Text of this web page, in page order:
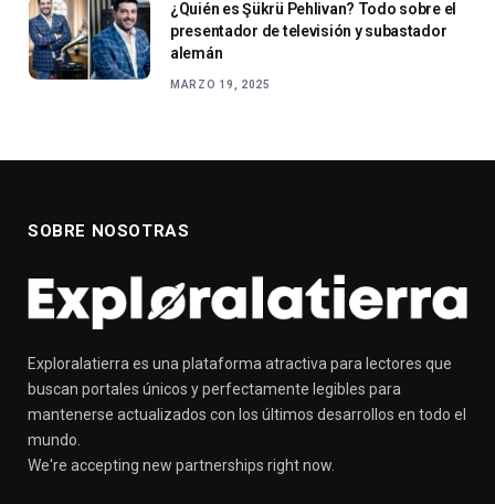
¿Quién es Şükrü Pehlivan? Todo sobre el
presentador de televisión y subastador
alemán
MARZO 19, 2025
SOBRE NOSOTRAS
Exploralatierra es una plataforma atractiva para lectores que
buscan portales únicos y perfectamente legibles para
mantenerse actualizados con los últimos desarrollos en todo el
mundo.
We're accepting new partnerships right now.